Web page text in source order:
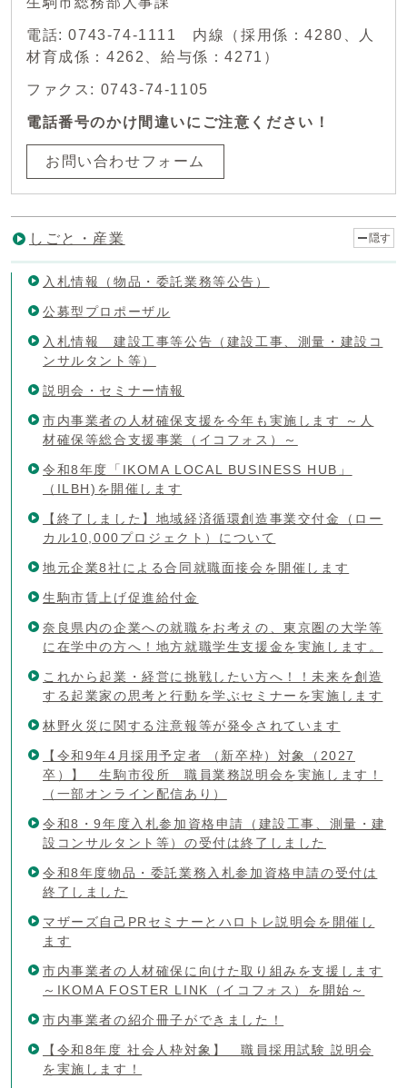
電話: 0743-74-1111 内線（採用係：4280、人
材育成係：4262、給与係：4271）
ファクス: 0743-74-1105
電話番号のかけ間違いにご注意ください！
お問い合わせフォーム
しごと・産業 隠す
入札情報（物品・委託業務等公告）
公募型プロポーザル
入札情報 建設工事等公告（建設工事、測量・建設コ
ンサルタント等）
説明会・セミナー情報
市内事業者の人材確保支援を今年も実施します ～人
材確保等総合支援事業（イコフォス）～
令和8年度「IKOMA LOCAL BUSINESS HUB」
（ILBH)を開催します
【終了しました】地域経済循環創造事業交付金（ロー
カル10,000プロジェクト）について
地元企業8社による合同就職面接会を開催します
生駒市賃上げ促進給付金
奈良県内の企業への就職をお考えの、東京圏の大学等
に在学中の方へ！地方就職学生支援金を実施します。
これから起業・経営に挑戦したい方へ！！未来を創造
する起業家の思考と行動を学ぶセミナーを実施します
林野火災に関する注意報等が発令されています
【令和9年4月採用予定者 （新卒枠）対象（2027
卒）】 生駒市役所 職員業務説明会を実施します！
（一部オンライン配信あり）
令和8・9年度入札参加資格申請（建設工事、測量・建
設コンサルタント等）の受付は終了しました
令和8年度物品・委託業務入札参加資格申請の受付は
終了しました
マザーズ自己PRセミナーとハロトレ説明会を開催し
ます
市内事業者の人材確保に向けた取り組みを支援します
～IKOMA FOSTER LINK（イコフォス）を開始～
市内事業者の紹介冊子ができました！
【令和8年度 社会人枠対象】 職員採用試験 説明会
を実施します！